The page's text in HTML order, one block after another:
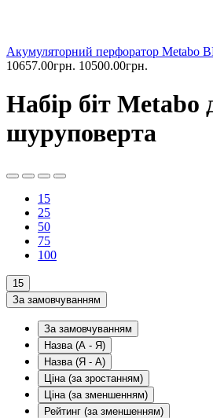
Акумуляторний перфоратор Metabo
10657.00грн. 10500.00грн.
Набір біт Metabo
шуруповерта
15
25
50
75
100
15
За замовчуванням
За замовчуванням
Назва (А - Я)
Назва (Я - А)
Ціна (за зростанням)
Ціна (за зменшенням)
Рейтинг (за зменшенням)